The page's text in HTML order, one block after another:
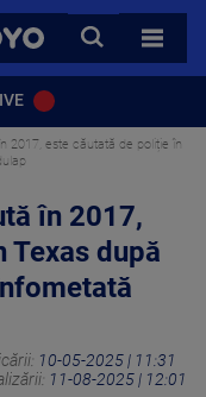
CAUTA
TOATE
2017, este căutată de poliție în
în 2017,
Texas după
10-05-2025 | 11:31
11-08-2025 | 12:01